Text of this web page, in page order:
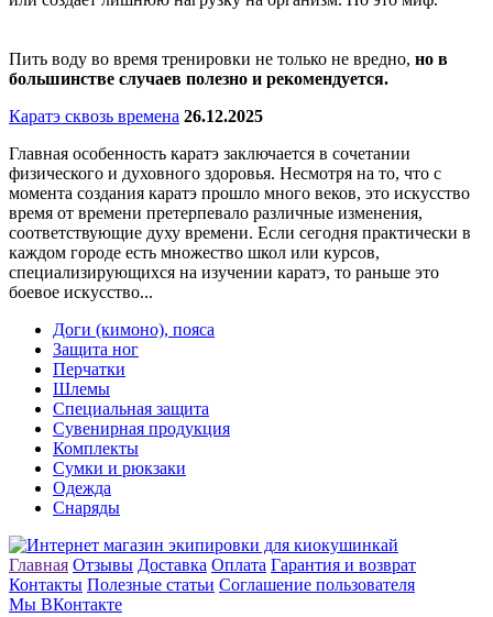
Пить воду во время тренировки не только не вредно, но в
большинстве случаев полезно и рекомендуется.
Каратэ сквозь времена 26.12.2025
Главная особенность каратэ заключается в сочетании
физического и духовного здоровья. Несмотря на то, что с
момента создания каратэ прошло много веков, это искусство
время от времени претерпевало различные изменения,
соответствующие духу времени. Если сегодня практически в
каждом городе есть множество школ или курсов,
специализирующихся на изучении каратэ, то раньше это
боевое искусство...
Доги (кимоно), пояса
Защита ног
Перчатки
Шлемы
Специальная защита
Сувенирная продукция
Комплекты
Сумки и рюкзаки
Одежда
Снаряды
Главная Отзывы Доставка Оплата Гарантия и возврат
Контакты Полезные статьи Соглашение пользователя
Мы ВКонтакте